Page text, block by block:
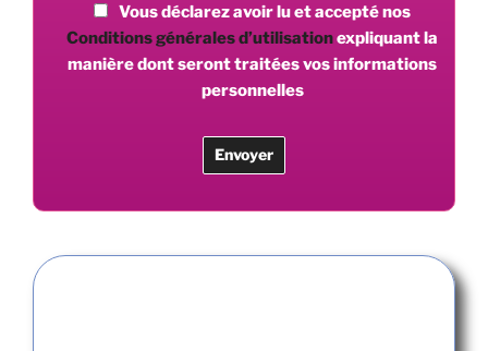
Vous déclarez avoir lu et accepté nos
Conditions générales d’utilisationexpliquant la
manière dont seront traitées vos informations
personnelles